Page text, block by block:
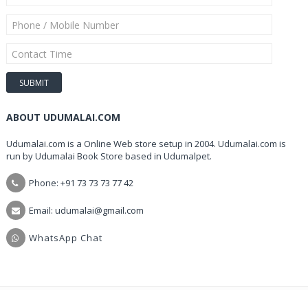
ABOUT UDUMALAI.COM
Udumalai.com is a Online Web store setup in 2004. Udumalai.com is
run by Udumalai Book Store based in Udumalpet.
Phone: +91 73 73 73 77 42
Email: udumalai@gmail.com
WhatsApp Chat